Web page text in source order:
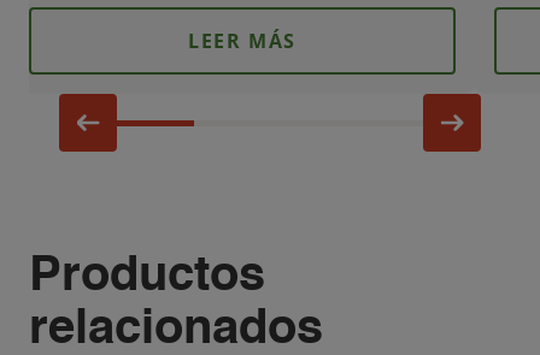
LEER MÁS
Productos
relacionados